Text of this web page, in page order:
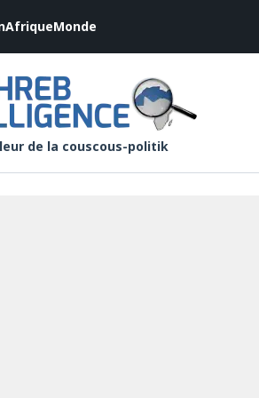
AfriqueMonde
de la couscous-politik